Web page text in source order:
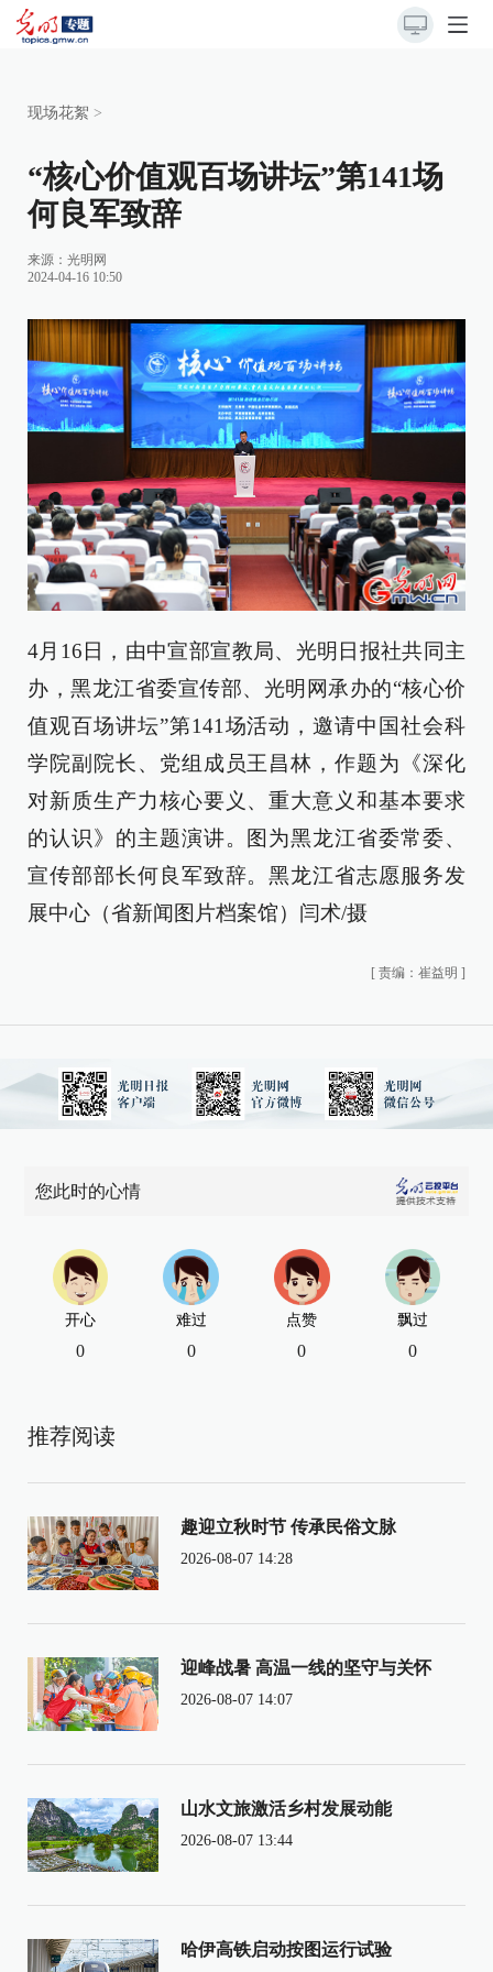
现场花絮 >
“核心价值观百场讲坛”第141场
何良军致辞
来源： 光明网
2024-04-16 10:50
4月16日，由中宣部宣教局、光明日报社共同主
办，黑龙江省委宣传部、光明网承办的“核心价
值观百场讲坛”第141场活动，邀请中国社会科
学院副院长、党组成员王昌林，作题为《深化
对新质生产力核心要义、重大意义和基本要求
的认识》的主题演讲。图为黑龙江省委常委、
宣传部部长何良军致辞。黑龙江省志愿服务发
展中心（省新闻图片档案馆）闫术/摄
[ 责编：崔益明 ]
您此时的心情
开心
0
难过
0
点赞
0
飘过
0
推荐阅读
趣迎立秋时节 传承民俗文脉
2026-08-07 14:28
迎峰战暑 高温一线的坚守与关怀
2026-08-07 14:07
山水文旅激活乡村发展动能
2026-08-07 13:44
哈伊高铁启动按图运行试验